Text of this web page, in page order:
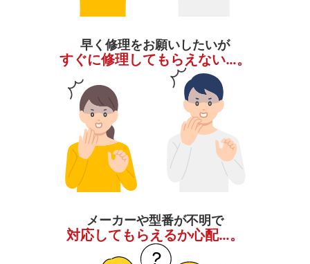
早く修理をお願いしたいが
すぐに修理してもらえない…。
メーカーや型番が不明で
対応してもらえるか心配…。